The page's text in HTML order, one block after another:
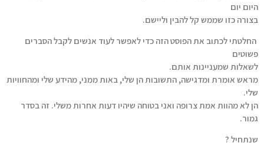
היום יום
בצורה כזו שממש קל להבין וליישם.
החלטתי לכתוב את הפוסט הזה כדי לאפשר לעוד אנשים לקבל הסברים
פשוטים
לשאלות שמעניינות אותם.
מראש אומרת ומדגישה, התשובות הן שלי, באות ממני, מהידע שלי ומהחוויות
שלי.
הן לא מהוות אמת צרופה ואני בטוחה שיהיו דעות אחרות משלי. זה בסדר
גמור.
שנתחיל ?